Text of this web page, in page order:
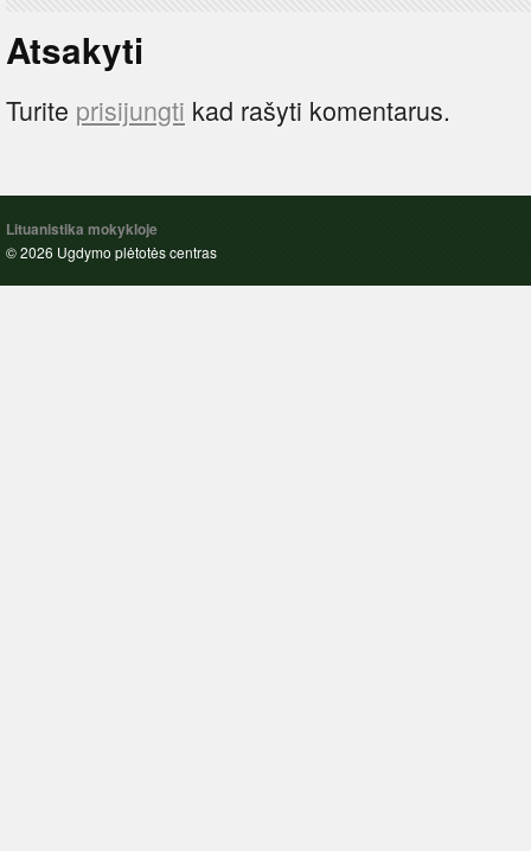
Atsakyti
Turite prisijungti kad rašyti komentarus.
Lituanistika mokykloje
© 2026 Ugdymo plėtotės centras